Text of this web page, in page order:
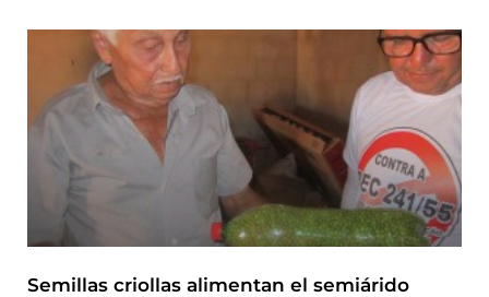
Semillas criollas alimentan el semiárido